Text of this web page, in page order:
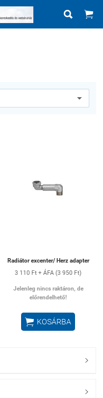
 
Radiátor excenter/ Herz adapter
3 110 Ft + ÁFA (3 950 Ft)
Jelenleg nincs raktáron, de
előrendelhető!
 KOSÁRBA

